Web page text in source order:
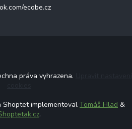
ecobe.cz
práva vyhrazena.
Shoptet implementoval Tomáš Hlad &
.